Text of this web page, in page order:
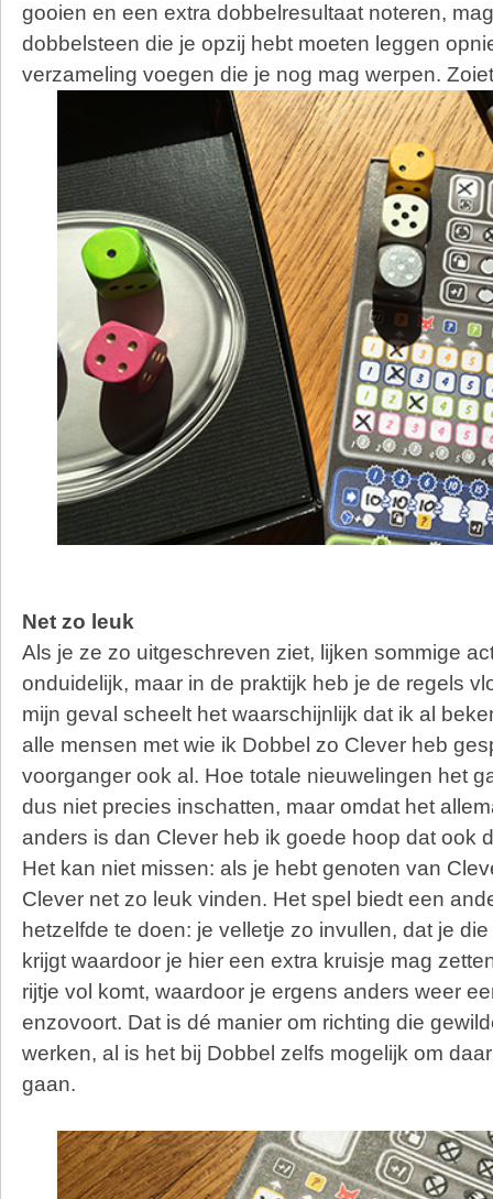
gooien en een extra dobbelresultaat noteren,
dobbelsteen die je opzij hebt moeten leggen
verzameling voegen die je nog mag werpen.
Net zo leuk
Als je ze zo uitgeschreven ziet, lijken sommige
onduidelijk, maar in de praktijk heb je de regels
mijn geval scheelt het waarschijnlijk dat ik al
alle mensen met wie ik Dobbel zo Clever heb
voorganger ook al. Hoe totale nieuwelingen het
dus niet precies inschatten, maar omdat het
anders is dan Clever heb ik goede hoop dat ook
Het kan niet missen: als je hebt genoten van
Clever net zo leuk vinden. Het spel biedt een
hetzelfde te doen: je velletje zo invullen, dat je
krijgt waardoor je hier een extra kruisje mag
rijtje vol komt, waardoor je ergens anders weer
enzovoort. Dat is dé manier om richting die
werken, al is het bij Dobbel zelfs mogelijk om
gaan.